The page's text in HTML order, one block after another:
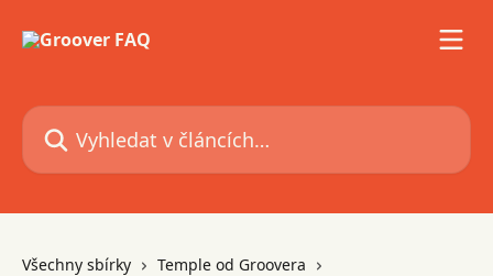
Vyhledat v článcích…
Všechny sbírky
Temple od Groovera